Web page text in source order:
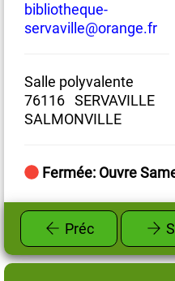
bibliotheque-
servaville@orange.fr
Salle polyvalente
76116 SERVAVILLE
SALMONVILLE
Fermée: Ouvre
Préc